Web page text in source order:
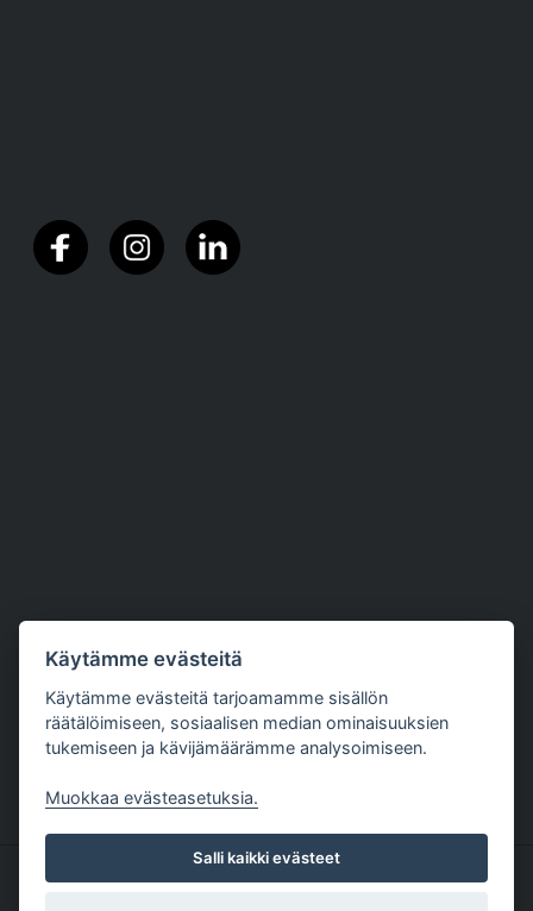
Copyright The Nutriment Company Finland 1
Käytämme evästeitä
Käytämme evästeitä tarjoamamme sisällön
räätälöimiseen, sosiaalisen median ominaisuuksien
tukemiseen ja kävijämäärämme analysoimiseen.
Muokkaa evästeasetuksia.
Salli kaikki evästeet